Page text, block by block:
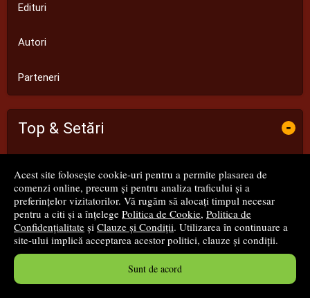
Acest site folosește cookie-uri pentru a permite plasarea de
comenzi online, precum și pentru analiza traficului și a
preferințelor vizitatorilor. Vă rugăm să alocați timpul necesar
pentru a citi și a înțelege Politica de Cookie, Politica de
Confidențialitate și Clauze și Condiții. Utilizarea în continuare a
site-ului implică acceptarea acestor politici, clauze și condiții.
Sunt de acord
Edituri
Autori
Parteneri
Top & Setări -
Cele mai comentate cărți
Cele mai vizitate cărți
Setările mele de confidențialitate